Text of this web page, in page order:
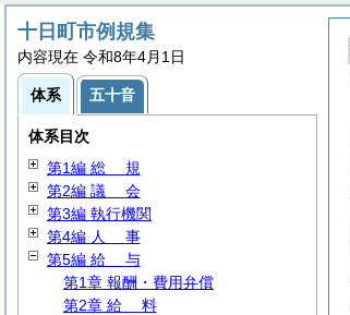
十日町市例規集
内容現在 令和8年4月1日
体系 五十音
体系目次
第1編 総 規
第2編 議 会
第3編 執行機関
第4編 人 事
第5編 給 与
第1章 報酬・費用弁償
第2章 給 料